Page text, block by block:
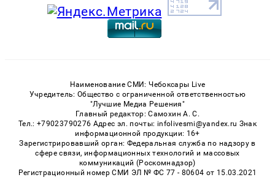
Наименование СМИ: Чебоксары Live
Учредитель: Общество с ограниченной ответственностью
"Лучшие Медиа Решения"
Главный редактор: Самохин А. С.
Тел.: +79023790276 Адрес эл. почты: infolivesmi@yandex.ru Знак
информационной продукции: 16+
Зарегистрировавший орган: Федеральная служба по надзору в
сфере связи, информационных технологий и массовых
коммуникаций (Роскомнадзор)
Регистрационный номер СМИ ЭЛ № ФС 77 - 80604 от 15.03.2021